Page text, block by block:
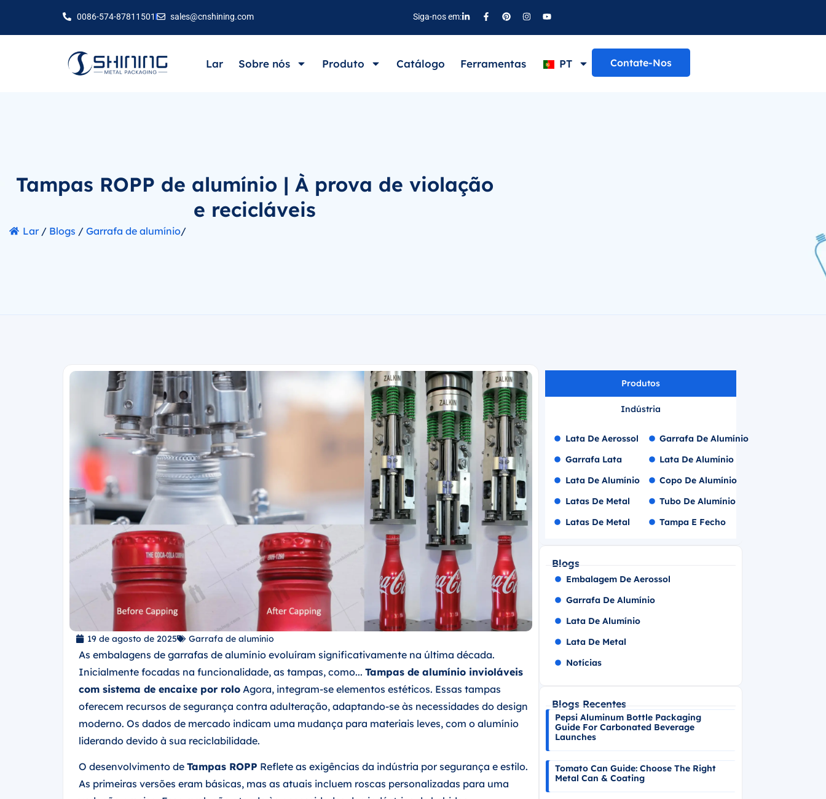
0086-574-87811501 sales@cnshining.com Siga-nos em:
Lar Sobre nós Produto Catálogo Ferramentas PT Contate-Nos
Tampas ROPP de alumínio | À prova de violação
e recicláveis
Lar/ Blogs / Garrafa de alumínio/
19 de agosto de 2025 Garrafa de alumínio
As embalagens de garrafas de alumínio evoluíram significativamente na última década.
Inicialmente focadas na funcionalidade, as tampas, como... Tampas de alumínio invioláveis
com sistema de encaixe por rolo Agora, integram-se elementos estéticos. Essas tampas
oferecem recursos de segurança contra adulteração, adaptando-se às necessidades do design
moderno. Os dados de mercado indicam uma mudança para materiais leves, com o alumínio
liderando devido à sua reciclabilidade.
O desenvolvimento de Tampas ROPP Reflete as exigências da indústria por segurança e estilo.
As primeiras versões eram básicas, mas as atuais incluem roscas personalizadas para uma
Produtos
Indústria
Lata De Aerossol
Garrafa Lata
Lata De Alumínio
Latas De Metal
Latas De Metal
Garrafa De Alumínio
Lata De Alumínio
Copo De Alumínio
Tubo De Alumínio
Tampa E Fecho
Blogs
Embalagem De Aerossol
Garrafa De Alumínio
Lata De Alumínio
Lata De Metal
Notícias
Blogs Recentes
Pepsi Aluminum Bottle Packaging
Guide For Carbonated Beverage
Launches
Tomato Can Guide: Choose The Right
Metal Can & Coating